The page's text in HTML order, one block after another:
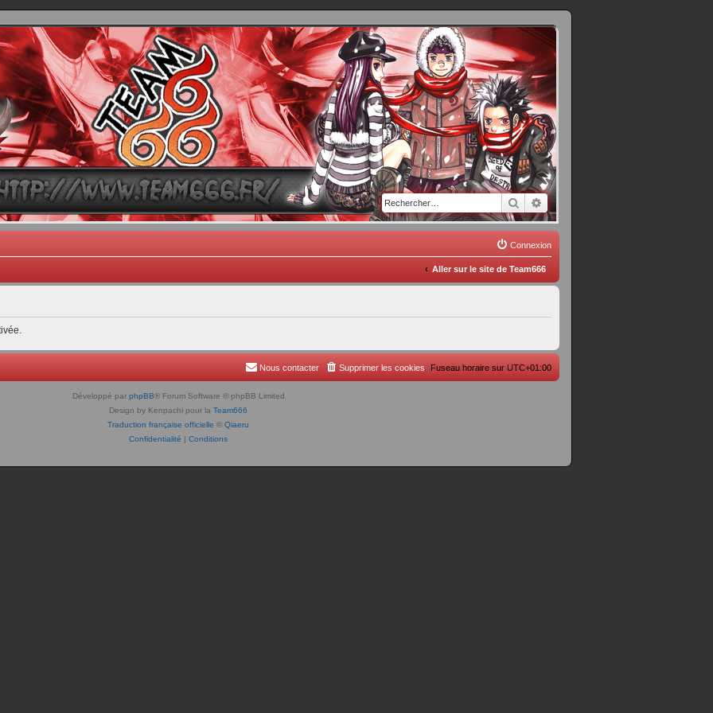
666
One, Blaster Knuckle et Death Trance
RechercherRecherche avancée
Connexion
Aller sur le site de Team666
Fuseau horaire sur UTC+01:00
Supprimer les cookies
Nous contacter
Développé par phpBB® Forum Software © phpBB Limited
Design by Kenpachi pour la Team666
Traduction française officielle © Qiaeru
Confidentialité | Conditions